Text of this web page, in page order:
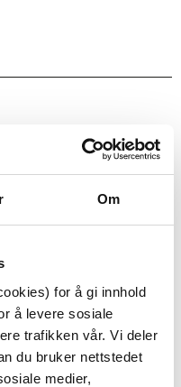
Om
for å gi innhold
å levere sosiale
trafikken vår. Vi deler
du bruker nettstedet
medier,
FERN OKER
17,97
Før59,90